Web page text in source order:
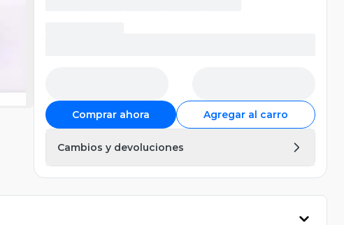
Comprar ahora Agregar al carro
Cambios y devoluciones